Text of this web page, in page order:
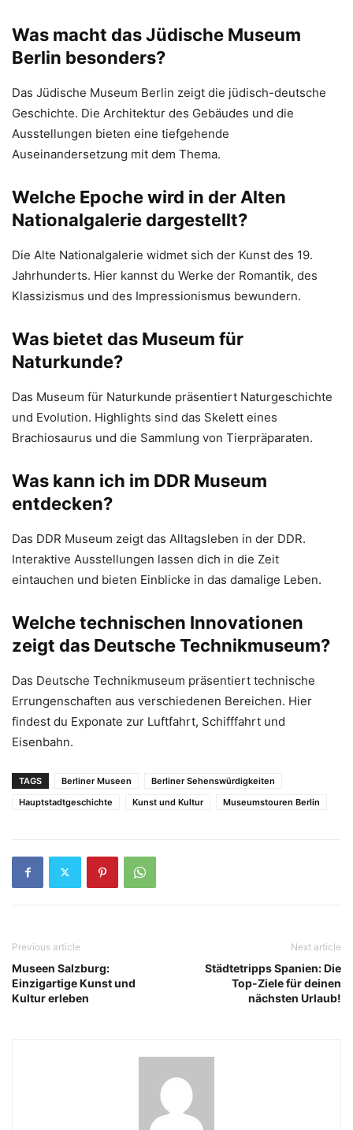
Was macht das Jüdische Museum
Berlin besonders?
Das Jüdische Museum Berlin zeigt die jüdisch-deutsche
Geschichte. Die Architektur des Gebäudes und die
Ausstellungen bieten eine tiefgehende
Auseinandersetzung mit dem Thema.
Welche Epoche wird in der Alten
Nationalgalerie dargestellt?
Die Alte Nationalgalerie widmet sich der Kunst des 19.
Jahrhunderts. Hier kannst du Werke der Romantik, des
Klassizismus und des Impressionismus bewundern.
Was bietet das Museum für
Naturkunde?
Das Museum für Naturkunde präsentiert Naturgeschichte
und Evolution. Highlights sind das Skelett eines
Brachiosaurus und die Sammlung von Tierpräparaten.
Was kann ich im DDR Museum
entdecken?
Das DDR Museum zeigt das Alltagsleben in der DDR.
Interaktive Ausstellungen lassen dich in die Zeit
eintauchen und bieten Einblicke in das damalige Leben.
Welche technischen Innovationen
zeigt das Deutsche Technikmuseum?
Das Deutsche Technikmuseum präsentiert technische
Errungenschaften aus verschiedenen Bereichen. Hier
findest du Exponate zur Luftfahrt, Schifffahrt und
Eisenbahn.
TAGS Berliner Museen
Berliner Sehenswürdigkeiten
Hauptstadtgeschichte
Kunst und Kultur Museumstouren Berlin
Previous article
Museen Salzburg:
Einzigartige Kunst und
Kultur erleben
Next article
Städtetripps Spanien: Die
Top-Ziele für deinen
nächsten Urlaub!